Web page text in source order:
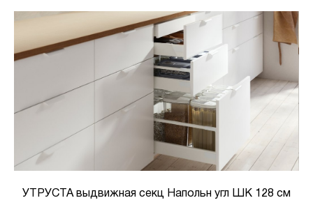
УТРУСТА выдвижная секц Напольн угл ШК 128 см